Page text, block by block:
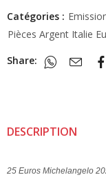
Catégories :
Pièces Argent Italie
Share:
DESCRIPTION
25 Euros Michelangelo